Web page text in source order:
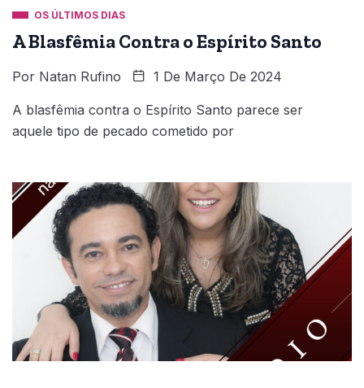
OS ÚLTIMOS DIAS
A Blasfêmia Contra o Espírito Santo
Por Natan Rufino 1 De Março De 2024
A blasfêmia contra o Espírito Santo parece ser
aquele tipo de pecado cometido por